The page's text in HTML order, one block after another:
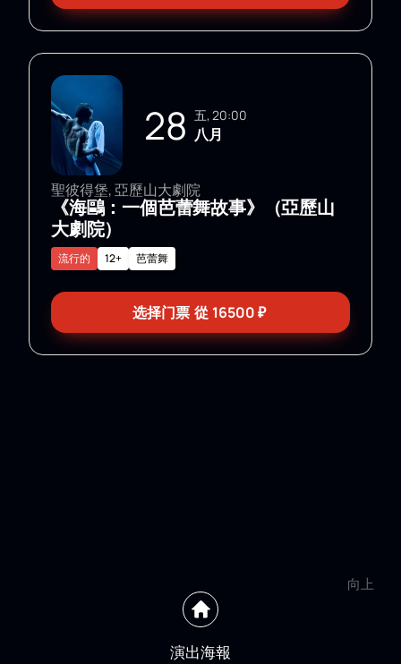
28 五, 20:00
八月
聖彼得堡, 亞歷山大劇院
《海鷗：一個芭蕾舞故事》（亞歷山
大劇院）
12+ 芭蕾舞
流行的
选择门票 從 16500₽
向上
演出海報